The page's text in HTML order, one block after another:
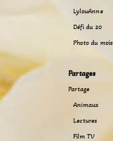
LylouAnne
Défi du 20
Photo du mois
Partages
Partage
Animaux
Lectures
Film TV